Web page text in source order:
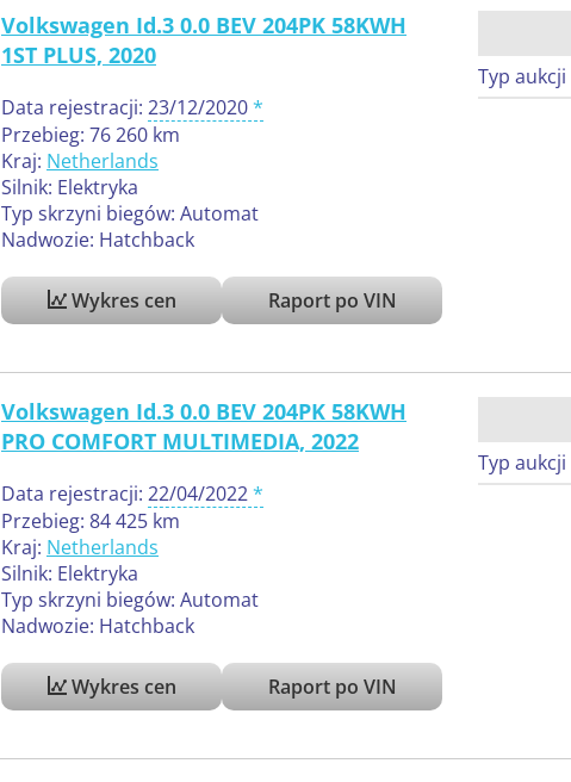
Volkswagen Id.3 0.0 BEV 204PK 58KWH
1ST PLUS, 2020
Data rejestracji: 23/12/2020
Przebieg: 76 260 km
Kraj: Netherlands
Silnik: Elektryka
Typ skrzyni biegów: Automat
Nadwozie: Hatchback
Wykres cen Raport po VIN
Typ aukcji
Volkswagen Id.3 0.0 BEV 204PK 58KWH
PRO COMFORT MULTIMEDIA, 2022
Data rejestracji: 22/04/2022
Przebieg: 84 425 km
Kraj: Netherlands
Silnik: Elektryka
Typ skrzyni biegów: Automat
Nadwozie: Hatchback
Wykres cen Raport po VIN
Typ aukcji